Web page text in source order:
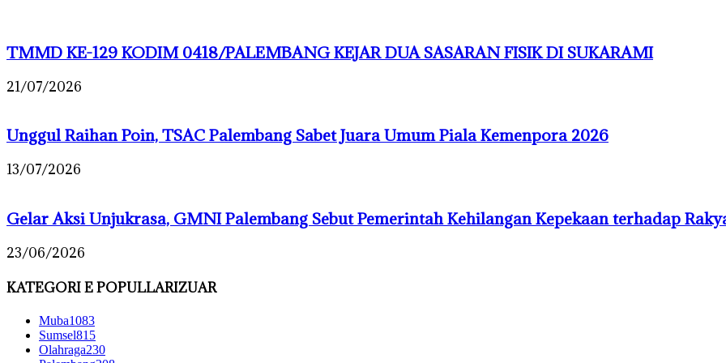
TMMD KE-129 KODIM 0418/PALEMBANG KEJAR DUA SASARAN FISIK DI SUKARAMI
21/07/2026
Unggul Raihan Poin, TSAC Palembang Sabet Juara Umum Piala Kemenpora 2026
13/07/2026
Gelar Aksi Unjukrasa, GMNI Palembang Sebut Pemerintah Kehilangan Kepekaan terhadap
23/06/2026
KATEGORI E POPULLARIZUAR
Muba1083
Sumsel815
Olahraga230